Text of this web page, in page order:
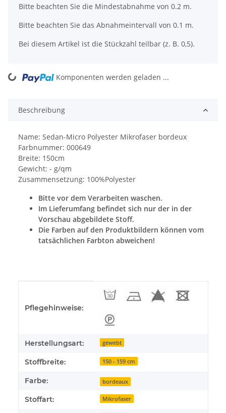
x
Bitte beachten Sie die Mindestabnahme von 0.2 m.
Bitte beachten Sie das Abnahmeintervall von 0.1 m.
Bei diesem Artikel ist die Stückzahl teilbar (z. B. 0,5).
Loading... Komponenten werden geladen ...
Beschreibung
Name: Sedan-Micro Polyester Mikrofaser bordeux
Farbnummer: 000649
Breite: 150cm
Gewicht: - g/qm
Zusammensetzung: 100%Polyester
Bitte vor dem Verarbeiten waschen.
Im Lieferumfang befindet sich nur der in der
Vorschau abgebildete Stoff.
Die Farben auf den Produktbildern können vom
tatsächlichen Farbton abweichen!
Pflegehinweise:
Herstellungsart: gewebt
Stoffbreite: 150 - 159 cm
Farbe: bordeaux
Stoffart: Mikrofaser